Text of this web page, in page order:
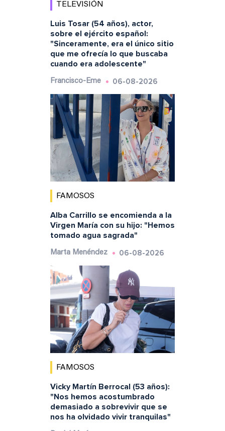
TELEVISIÓN
Luis Tosar (54 años), actor,
sobre el ejército español:
"Sinceramente, era el único sitio
que me ofrecía lo que buscaba
cuando era adolescente"
Francisco-Eme 06-08-2026
FAMOSOS
Alba Carrillo se encomienda a la
Virgen María con su hijo: "Hemos
tomado agua sagrada"
Marta Menéndez 06-08-2026
FAMOSOS
Vicky Martín Berrocal (53 años):
"Nos hemos acostumbrado
demasiado a sobrevivir que se
nos ha olvidado vivir tranquilas"